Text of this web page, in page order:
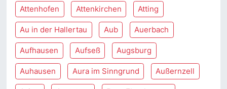
Attenhofen Attenkirchen Atting
Au in der Hallertau Aub Auerbach
Aufhausen Aufseß Augsburg
Auhausen Aura im Sinngrund Außernzell